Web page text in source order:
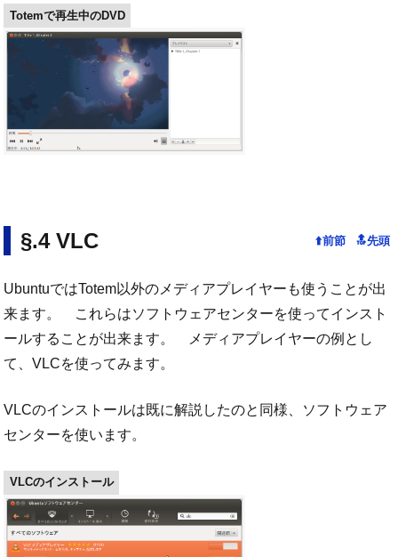
Totemで再生中のDVD
VLC
UbuntuではTotem以外のメディアプレイヤーも使うことが出
来ます。 これらはソフトウェアセンターを使ってインスト
ールすることが出来ます。 メディアプレイヤーの例とし
て、VLCを使ってみます。
VLCのインストールは既に解説したのと同様、ソフトウェア
センターを使います。
VLCのインストール